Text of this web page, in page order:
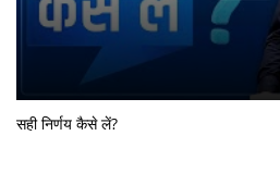
सही निर्णय कैसे लें?